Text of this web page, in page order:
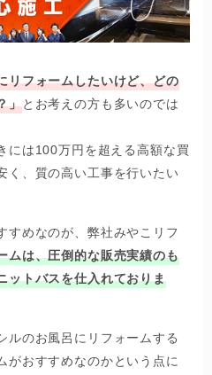
リフォームしたいけど、どの
」とお考えの方も多いのでは
には100万円を超える高額な買
く、質の高い工事を行いたい
すめなのが、弊社みやこリフ
ムは、圧倒的な販売実績のも
ットバスを仕入れておりま
ルのお風呂にリフォームする
がおすすめなのかという点に